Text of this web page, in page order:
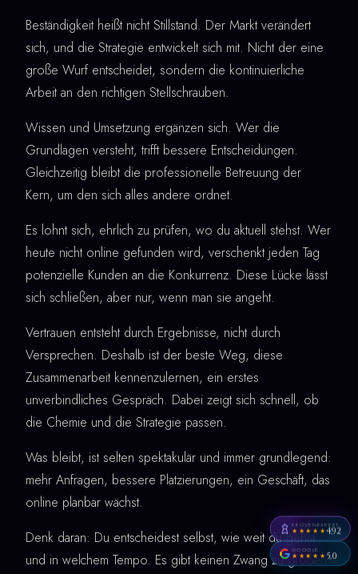
Beständigkeit heißt nicht Stillstand. Der Markt verändert
sich, und die Strategie entwickelt sich mit. Nicht der eine
große Wurf entscheidet, sondern die kontinuierliche
Arbeit an den richtigen Stellschrauben.
Wissen und Umsetzung ergänzen sich. Wer die
Grundlagen versteht, trifft bessere Entscheidungen.
Gleichzeitig bleibt die professionelle Betreuung der
Kern, um den sich alles andere ordnet.
Es lohnt sich, ehrlich zu prüfen, wo du aktuell stehst. Wer
heute nicht online gefunden wird, verschenkt jeden Tag
potenzielle Kunden an die Konkurrenz. Diese Lücke lässt
sich schließen, aber nur, wenn man sie angeht.
Vertrauen entsteht durch Ergebnisse, nicht durch
Versprechen. Deshalb ist der beste Weg, diese
Zusammenarbeit kennenzulernen, ein erstes
unverbindliches Gespräch. Dabei zeigt sich schnell, ob
die Chemie und die Strategie passen.
Was bleibt, ist selten spektakulär und immer grundlegend:
mehr Anfragen, bessere Platzierungen, ein Geschäft, das
online planbar wächst.
Denk daran: Du entscheidest selbst, wie weit du gehst
und in welchem Tempo. Es gibt keinen Zwang zu großen
PROVENEXPERT
★★★★★4,92
GOOGLE
★★★★★5,0